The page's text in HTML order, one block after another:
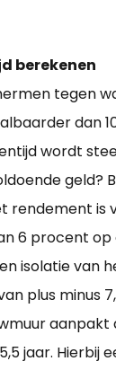
berekenen
tegen
dan
wordt
geld?
rendement is
6 procent op
isolatie van
plus minus
aanpakt
jaar. Hierbij